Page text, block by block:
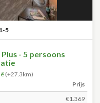
1-5
- 5 persoons
(+27.3km)
Prijs
€1.369